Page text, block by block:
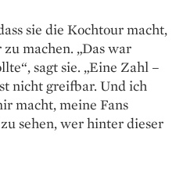
sie die Kochtour macht,
machen. „Das war
sagt sie. „Eine Zahl –
nicht greifbar. Und ich
macht, meine Fans
sehen, wer hinter dieser